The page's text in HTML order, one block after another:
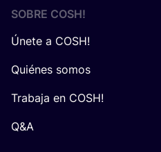
SOBRE COSH!
Únete a COSH!
Quiénes somos
Trabaja en COSH!
Q&A